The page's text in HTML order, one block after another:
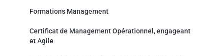
Formations Management
Certificat de Management Opérationnel, engageant
et Agile